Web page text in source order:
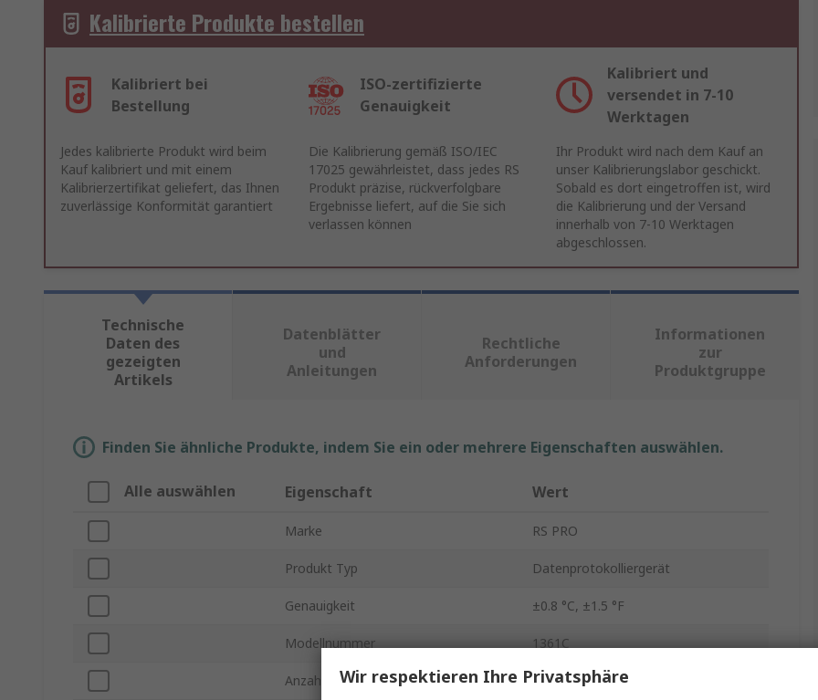
Kalibrierte Produkte bestellen
Kalibriert bei
Bestellung
ISO-zertifizierte
Genauigkeit
Kalibriert und
versendet in 7-10
Werktagen
Jedes kalibrierte Produkt wird beim
Kauf kalibriert und mit einem
Kalibrierzertifikat geliefert, das Ihnen
zuverlässige Konformität garantiert
Die Kalibrierung gemäß ISO/IEC
17025 gewährleistet, dass jedes RS
Produkt präzise, rückverfolgbare
Ergebnisse liefert, auf die Sie sich
verlassen können
Ihr Produkt wird nach dem Kauf an
unser Kalibrierungslabor geschickt.
Sobald es dort eingetroffen ist, wird
die Kalibrierung und der Versand
innerhalb von 7-10 Werktagen
abgeschlossen.
Technische
Daten des
gezeigten
Artikels
Datenblätter
und
Anleitungen
Rechtliche
Anforderungen
Informationen
zur
Produktgruppe
Finden Sie ähnliche Produkte, indem Sie ein oder mehrere Eigenschaften auswählen.
Alle auswählen Eigenschaft Wert
Marke RS PRO
Produkt Typ Datenprotokolliergerät
Genauigkeit ±0.8 °C, ±1.5 °F
Modellnummer 1361C
Anzahl der Kanäle 1
Wir respektieren Ihre Privatsphäre